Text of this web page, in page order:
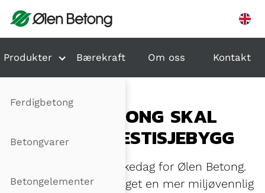
Hopp til innhold
Produkter
Ferdigbetong
Betongvarer
Betongelementer
Bærekraft Om oss Kontakt
NY MILJØBETONG SKAL
BRUKES I PRESTISJEBYGG
31. januar ble en merkedag for Ølen Betong.
Aldri før er det blitt laget en mer miljøvennlig